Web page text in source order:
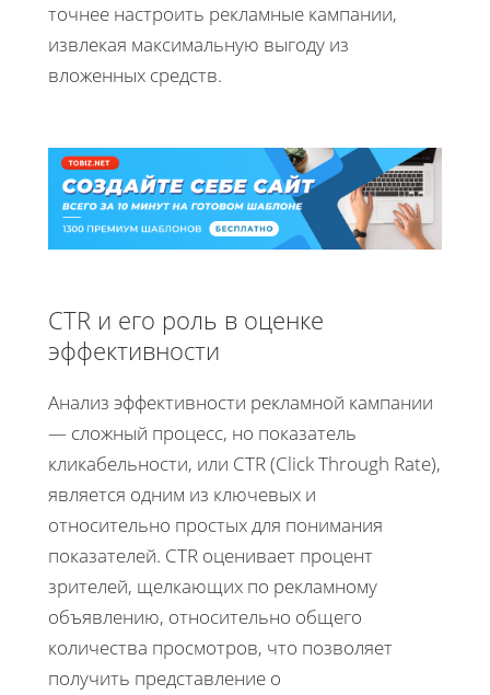
точнее настроить рекламные кампании,
извлекая максимальную выгоду из
вложенных средств.
CTR и его роль в оценке
эффективности
Анализ эффективности рекламной кампании
— сложный процесс, но показатель
кликабельности, или CTR (Click Through Rate),
является одним из ключевых и
относительно простых для понимания
показателей. CTR оценивает процент
зрителей, щелкающих по рекламному
объявлению, относительно общего
количества просмотров, что позволяет
получить представление о